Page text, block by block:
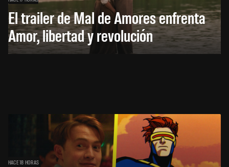
El trailer de Mal de Amores enfrenta
Amor, libertad y revolución
HACE 18 HORAS